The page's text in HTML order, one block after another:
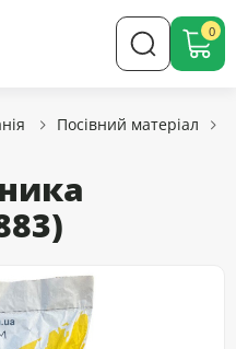
0
Посівний матеріал